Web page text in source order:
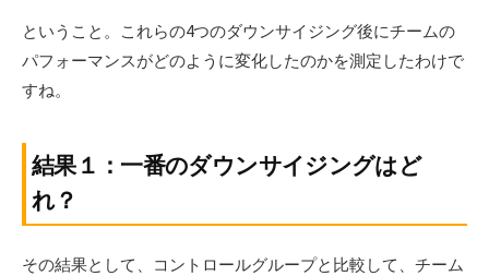
ということ。これらの4つのダウンサイジング後にチームの
パフォーマンスがどのように変化したのかを測定したわけで
すね。
結果１：一番のダウンサイジングはど
れ？
その結果として、コントロールグループと比較して、チーム